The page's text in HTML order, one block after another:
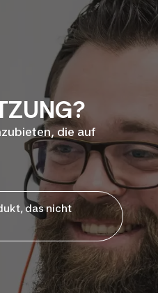
die auf
das nicht